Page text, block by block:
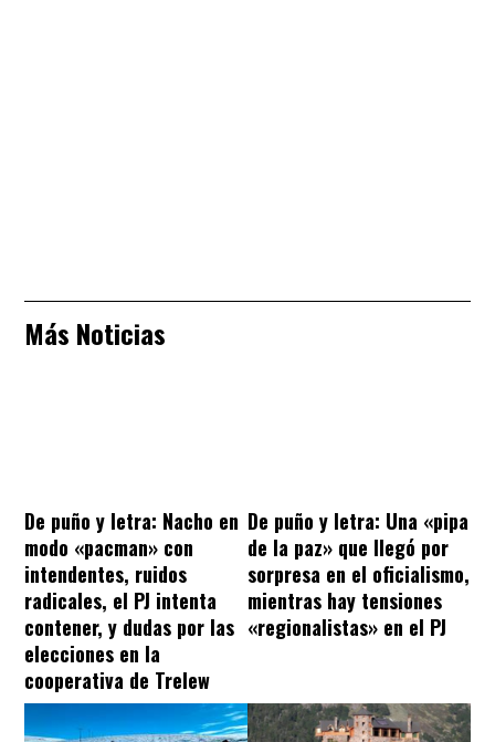
Más Noticias
De puño y letra: Nacho en
modo «pacman» con
intendentes, ruidos
radicales, el PJ intenta
contener, y dudas por las
elecciones en la
cooperativa de Trelew
De puño y letra: Una «pipa
de la paz» que llegó por
sorpresa en el oficialismo,
mientras hay tensiones
«regionalistas» en el PJ